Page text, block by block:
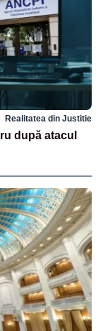
Realitatea din Justitie
după atacul